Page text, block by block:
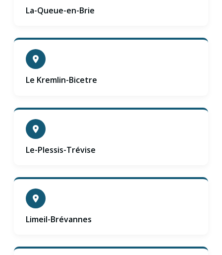
La-Queue-en-Brie
Le Kremlin-Bicetre
Le-Plessis-Trévise
Limeil-Brévannes